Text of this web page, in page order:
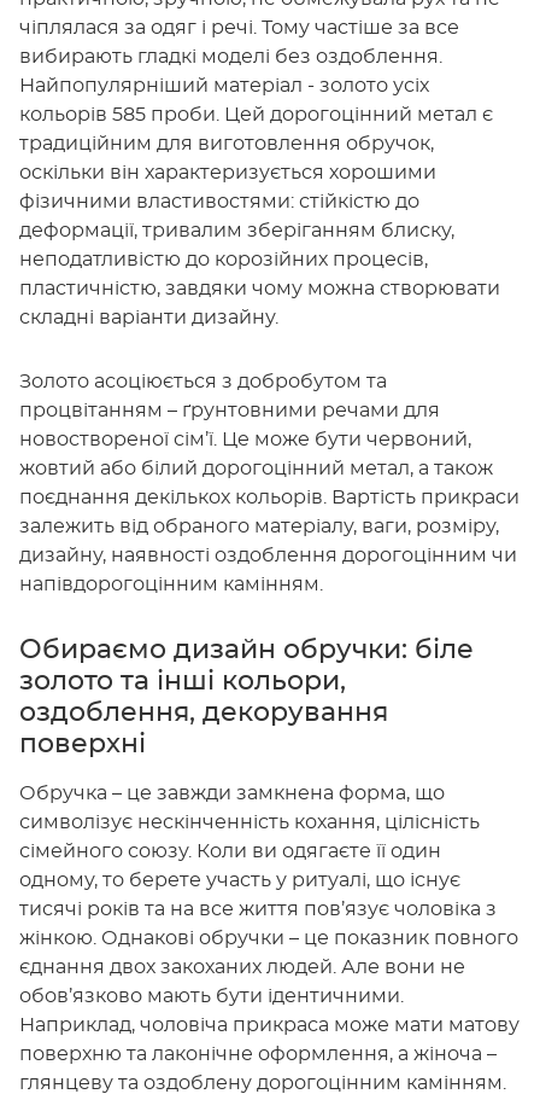
чіплялася за одяг і речі. Тому частіше за все
вибирають гладкі моделі без оздоблення.
Найпопулярніший матеріал - золото усіх
кольорів 585 проби. Цей дорогоцінний метал є
традиційним для виготовлення обручок,
оскільки він характеризується хорошими
фізичними властивостями: стійкістю до
деформації, тривалим зберіганням блиску,
неподатливістю до корозійних процесів,
пластичністю, завдяки чому можна створювати
складні варіанти дизайну.
Золото асоціюється з добробутом та
процвітанням – ґрунтовними речами для
новоствореної сім’ї. Це може бути червоний,
жовтий або білий дорогоцінний метал, а також
поєднання декількох кольорів. Вартість прикраси
залежить від обраного матеріалу, ваги, розміру,
дизайну, наявності оздоблення дорогоцінним чи
напівдорогоцінним камінням.
Обираємо дизайн обручки: біле
золото та інші кольори,
оздоблення, декорування
поверхні
Обручка – це завжди замкнена форма, що
символізує нескінченність кохання, цілісність
сімейного союзу. Коли ви одягаєте її один
одному, то берете участь у ритуалі, що існує
тисячі років та на все життя пов’язує чоловіка з
жінкою. Однакові обручки – це показник повного
єднання двох закоханих людей. Але вони не
обов’язково мають бути ідентичними.
Наприклад, чоловіча прикраса може мати матову
поверхню та лаконічне оформлення, а жіноча –
глянцеву та оздоблену дорогоцінним камінням.